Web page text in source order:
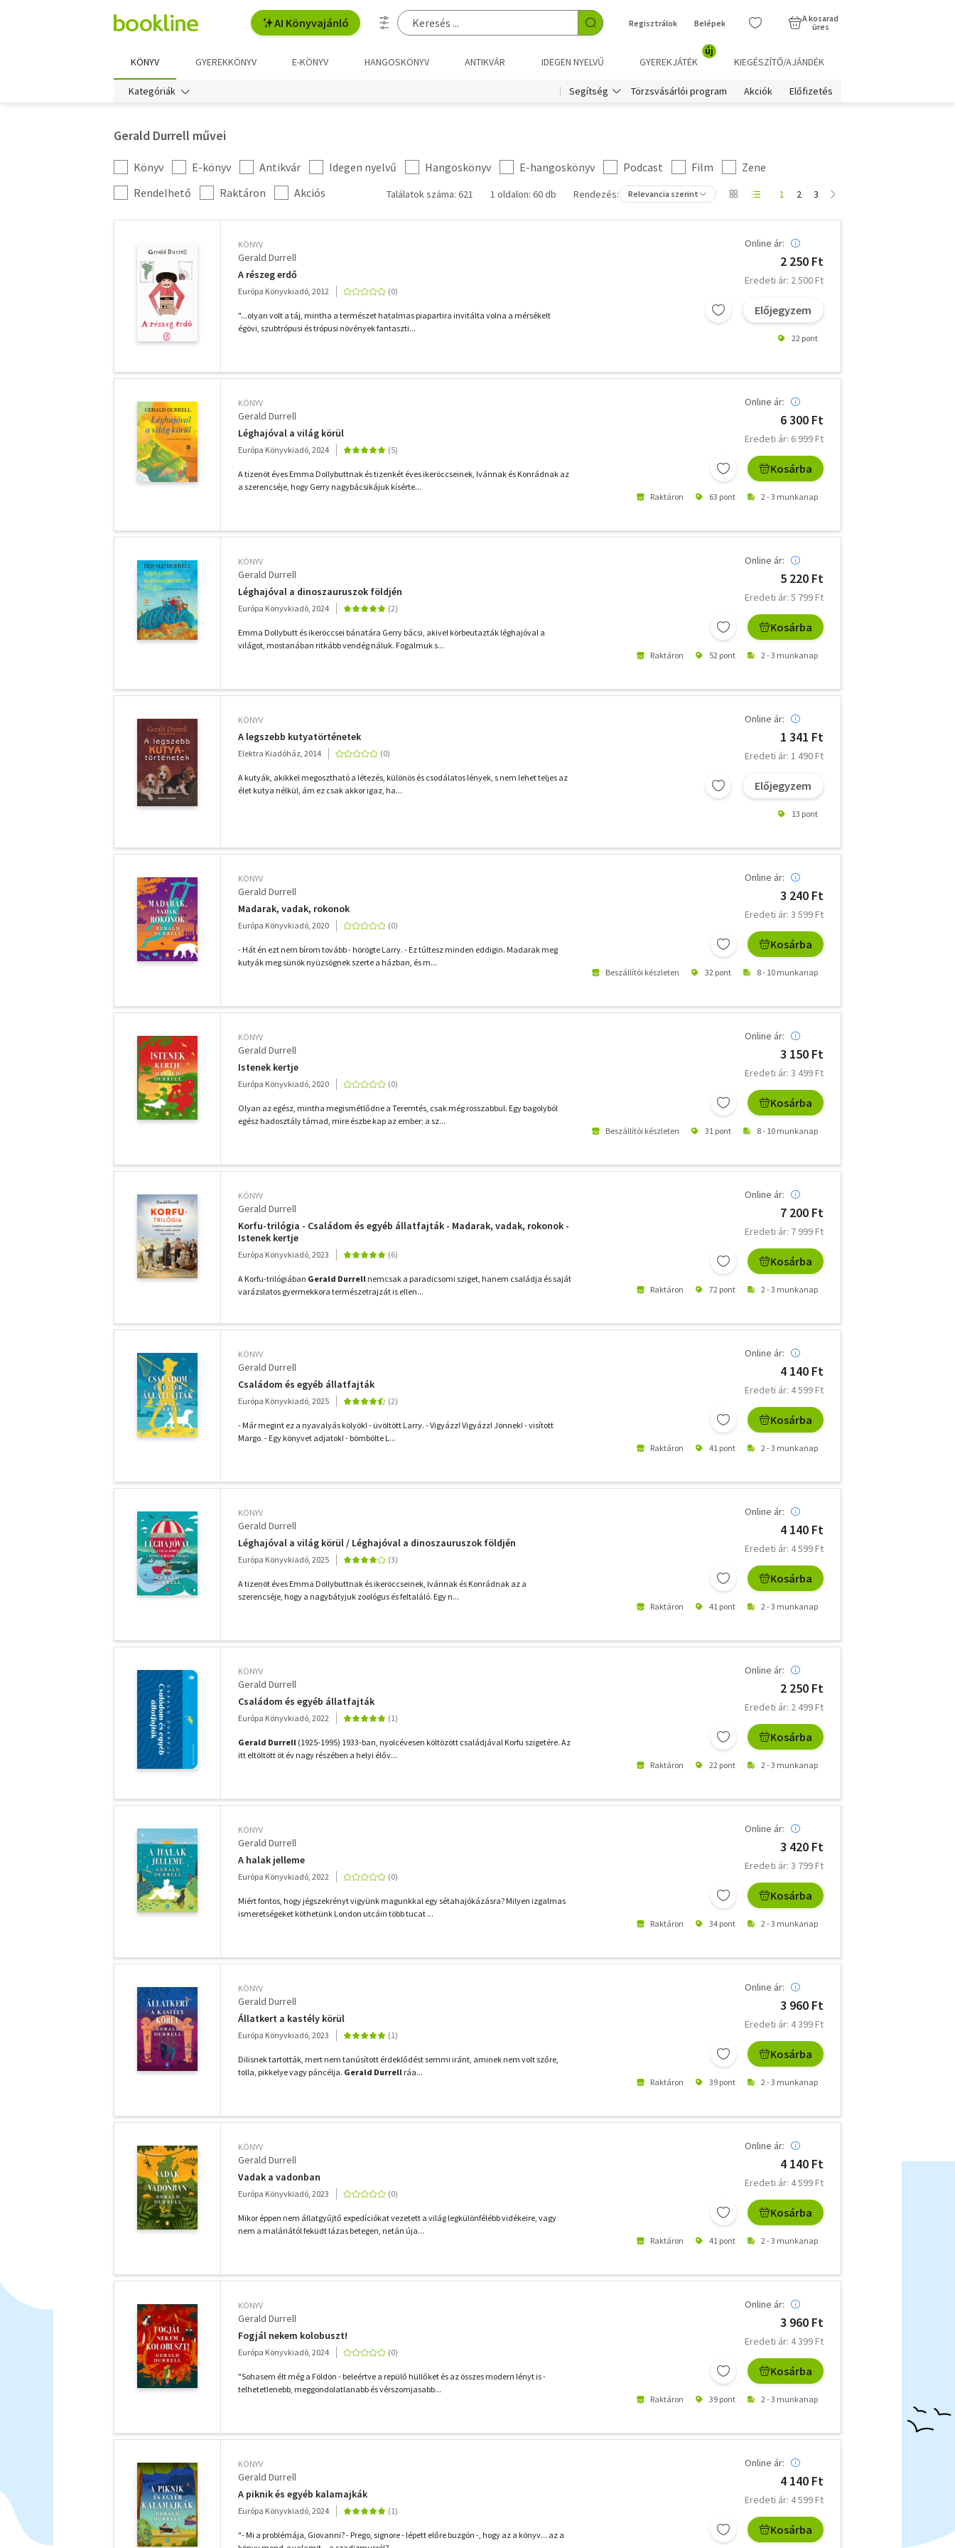
AI Könyvajánló Regisztrálok Belépek
A kosarad
üres
KÖNYV GYEREKKÖNYV E-KÖNYV HANGOSKÖNYV ANTIKVÁR IDEGEN NYELVŰ GYEREKJÁTÉK
új
KIEGÉSZÍTŐ/AJÁNDÉK
Kategóriák Segítség Törzsvásárlói program Akciók Előfizetés
Gerald Durrell művei
Kategória
szűrés
Könyv E-könyv Antikvár Idegen nyelvű Hangoskönyv E-hangoskönyv Podcast Film
Zene
További
szűrők
Rendelhető Raktáron Akciós Találatok száma: 621 1 oldalon: 60 db Rendezés: Relevancia szerint 1 2 3
KÖNYV
Gerald Durrell
A részeg erdő
Európa Könyvkiadó, 2012
"...olyan volt a táj, mintha a természet hatalmas piapartira invitálta volna a mérsékelt
égövi, szubtrópusi és trópusi növények fantaszti...
Online ár:
2 250 Ft
Eredeti ár: 2 500 Ft
Előjegyzem
22 pont
KÖNYV
Gerald Durrell
Léghajóval a világ körül
Európa Könyvkiadó, 2024
A tizenöt éves Emma Dollybuttnak és tizenkét éves ikeröccseinek, Ivánnak és Konrádnak az
a szerencséje, hogy Gerry nagybácsikájuk kísérte...
Online ár:
6 300 Ft
Eredeti ár: 6 999 Ft
Kosárba
Raktáron 63 pont 2 - 3 munkanap
KÖNYV
Gerald Durrell
Léghajóval a dinoszauruszok földjén
Európa Könyvkiadó, 2024
Emma Dollybutt és ikeröccsei bánatára Gerry bácsi, akivel körbeutazták léghajóval a
világot, mostanában ritkább vendég náluk. Fogalmuk s...
Online ár:
5 220 Ft
Eredeti ár: 5 799 Ft
Kosárba
Raktáron 52 pont 2 - 3 munkanap
KÖNYV
A legszebb kutyatörténetek
Elektra Kiadóház, 2014
A kutyák, akikkel megosztható a létezés, különös és csodálatos lények, s nem lehet teljes az
élet kutya nélkül, ám ez csak akkor igaz, ha...
Online ár:
1 341 Ft
Eredeti ár: 1 490 Ft
Előjegyzem
13 pont
KÖNYV
Gerald Durrell
Madarak, vadak, rokonok
Európa Könyvkiadó, 2020
- Hát én ezt nem bírom tovább - hörögte Larry. - Ez túltesz minden eddigin. Madarak meg
kutyák meg sünök nyüzsögnek szerte a házban, és m...
Online ár:
3 240 Ft
Eredeti ár: 3 599 Ft
Kosárba
Beszállítói készleten 32 pont 8 - 10 munkanap
KÖNYV
Gerald Durrell
Istenek kertje
Európa Könyvkiadó, 2020
Olyan az egész, mintha megismétlődne a Teremtés, csak még rosszabbul. Egy bagolyból
egész hadosztály támad, mire észbe kap az ember; a sz...
Online ár:
3 150 Ft
Eredeti ár: 3 499 Ft
Kosárba
Beszállítói készleten 31 pont 8 - 10 munkanap
KÖNYV
Gerald Durrell
Korfu-trilógia - Családom és egyéb állatfajták - Madarak, vadak, rokonok -
Istenek kertje
Európa Könyvkiadó, 2023
A Korfu-trilógiában Gerald Durrell nemcsak a paradicsomi sziget, hanem családja és saját
varázslatos gyermekkora természetrajzát is ellen...
Online ár:
7 200 Ft
Eredeti ár: 7 999 Ft
Kosárba
Raktáron 72 pont 2 - 3 munkanap
KÖNYV
Gerald Durrell
Családom és egyéb állatfajták
Európa Könyvkiadó, 2025
- Már megint ez a nyavalyás kölyök! - üvöltött Larry. - Vigyázz! Vigyázz! Jönnek! - visított
Margo. - Egy könyvet adjatok! - bömbölte L...
Online ár:
4 140 Ft
Eredeti ár: 4 599 Ft
Kosárba
Raktáron 41 pont 2 - 3 munkanap
KÖNYV
Gerald Durrell
Léghajóval a világ körül / Léghajóval a dinoszauruszok földjén
Európa Könyvkiadó, 2025
A tizenöt éves Emma Dollybuttnak és ikeröccseinek, Ivánnak és Konrádnak az a
szerencséje, hogy a nagybátyjuk zoológus és feltaláló. Egy n...
Online ár:
4 140 Ft
Eredeti ár: 4 599 Ft
Kosárba
Raktáron 41 pont 2 - 3 munkanap
KÖNYV
Gerald Durrell
Családom és egyéb állatfajták
Európa Könyvkiadó, 2022
Gerald Durrell (1925-1995) 1933-ban, nyolcévesen költözött családjával Korfu szigetére. Az
itt eltöltött öt év nagy részében a helyi élőv...
Online ár:
2 250 Ft
Eredeti ár: 2 499 Ft
Kosárba
Raktáron 22 pont 2 - 3 munkanap
KÖNYV
Gerald Durrell
A halak jelleme
Európa Könyvkiadó, 2022
Miért fontos, hogy jégszekrényt vigyünk magunkkal egy sétahajókázásra? Milyen izgalmas
ismeretségeket köthetünk London utcáin több tucat ...
Online ár:
3 420 Ft
Eredeti ár: 3 799 Ft
Kosárba
Raktáron 34 pont 2 - 3 munkanap
KÖNYV
Gerald Durrell
Állatkert a kastély körül
Európa Könyvkiadó, 2023
Dilisnek tartották, mert nem tanúsított érdeklődést semmi iránt, aminek nem volt szőre,
tolla, pikkelye vagy páncélja. Gerald Durrell ráa...
Online ár:
3 960 Ft
Eredeti ár: 4 399 Ft
Kosárba
Raktáron 39 pont 2 - 3 munkanap
KÖNYV
Gerald Durrell
Vadak a vadonban
Európa Könyvkiadó, 2023
Mikor éppen nem állatgyűjtő expedíciókat vezetett a világ legkülönfélébb vidékeire, vagy
nem a maláriától feküdt lázas betegen, netán úja...
Online ár:
4 140 Ft
Eredeti ár: 4 599 Ft
Kosárba
Raktáron 41 pont 2 - 3 munkanap
KÖNYV
Gerald Durrell
Fogjál nekem kolobuszt!
Európa Könyvkiadó, 2024
"Sohasem élt még a Földön - beleértve a repülő hüllőket és az összes modern lényt is -
telhetetlenebb, meggondolatlanabb és vérszomjasabb...
Online ár:
3 960 Ft
Eredeti ár: 4 399 Ft
Kosárba
Raktáron 39 pont 2 - 3 munkanap
KÖNYV
Gerald Durrell
A piknik és egyéb kalamajkák
Európa Könyvkiadó, 2024
"- Mi a problémája, Giovanni? - Prego, signore - lépett előre buzgón -, hogy az a könyv... az a
Online ár:
4 140 Ft
Eredeti ár: 4 599 Ft
Kosárba